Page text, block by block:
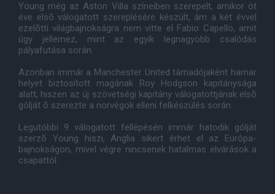
Young még az Aston Villa színeiben szerepelt, amikor öt
éve elsõ válogatott szereplésére készült, ám a két évvel
ezelõtti világbajnokságra nem vitte el Fabio Capello, amit
úgy jellemez, mint az egyik legnagyobb csalódás
pályafutása során.
Azonban immár a Manchester United támadójaként hamar
helyet biztosított magának Roy Hodgson kapitánysága
alatt, hiszen az új szövetségi kapitány válogatottjának elsõ
gólját õ szerezte a norvégok elleni felkészülés során.
Legutóbbi 9 válogatott fellépésén immár hatodik gólját
szerzõ Young hiszi, Anglia sikert érhet el az Európa-
bajnokságon, mivel végre nincsenek hatalmas elvárások a
csapattól.